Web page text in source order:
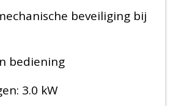
beveiliging bij
bediening
3.0 kW